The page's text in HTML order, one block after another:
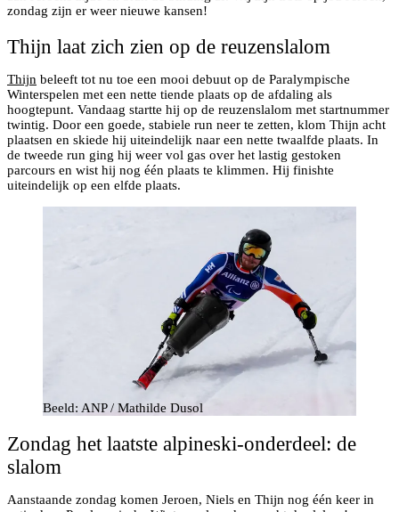
zondag zijn er weer nieuwe kansen!
Thijn laat zich zien op de reuzenslalom
Thijn beleeft tot nu toe een mooi debuut op de Paralympische
Winterspelen met een nette tiende plaats op de afdaling als
hoogtepunt. Vandaag startte hij op de reuzenslalom met startnummer
twintig. Door een goede, stabiele run neer te zetten, klom Thijn acht
plaatsen en skiede hij uiteindelijk naar een nette twaalfde plaats. In
de tweede run ging hij weer vol gas over het lastig gestoken
parcours en wist hij nog één plaats te klimmen. Hij finishte
uiteindelijk op een elfde plaats.
Beeld: ANP / Mathilde Dusol
Zondag het laatste alpineski-onderdeel: de
slalom
Aanstaande zondag komen Jeroen, Niels en Thijn nog één keer in